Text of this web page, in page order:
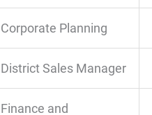
Corporate Planning
District Sales Manager
Finance and